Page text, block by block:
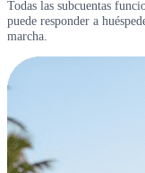
Todas las subcuentas
puede responder a
marcha.